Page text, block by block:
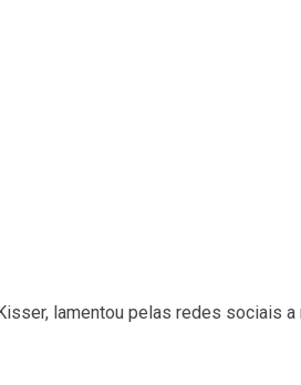
lamentou pelas redes sociais a